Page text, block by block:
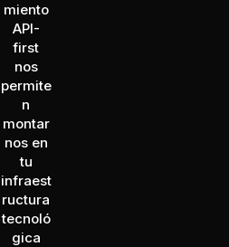
miento
API-
first
nos
permite
n
montar
nos en
tu
infraest
ructura
tecnoló
gica